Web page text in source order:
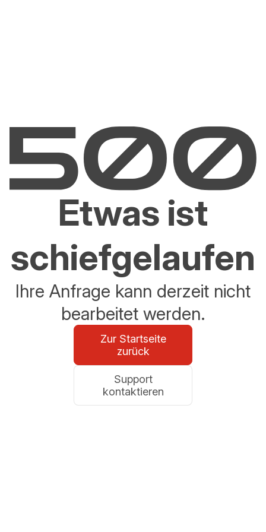
Etwas ist
schiefgelaufen
Ihre Anfrage kann derzeit nicht
bearbeitet werden.
Zur Startseite
zurück
Support
kontaktieren